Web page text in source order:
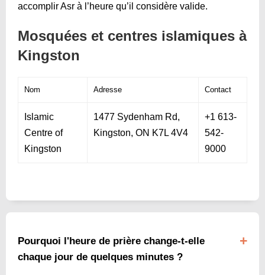
accomplir Asr à l’heure qu’il considère valide.
Mosquées et centres islamiques à
Kingston
Nom Adresse Contact
Islamic
Centre of
Kingston
1477 Sydenham Rd,
Kingston, ON K7L 4V4
+1 613-
542-
9000
Pourquoi l'heure de prière change-t-elle
chaque jour de quelques minutes ?